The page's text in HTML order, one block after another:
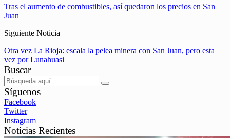
Tras el aumento de combustibles, así quedaron los precios en San
Juan
Siguiente Noticia
Otra vez La Rioja: escala la pelea minera con San Juan, pero esta
vez por Lunahuasi
Buscar
Síguenos
Facebook
Twitter
Instagram
Noticias Recientes